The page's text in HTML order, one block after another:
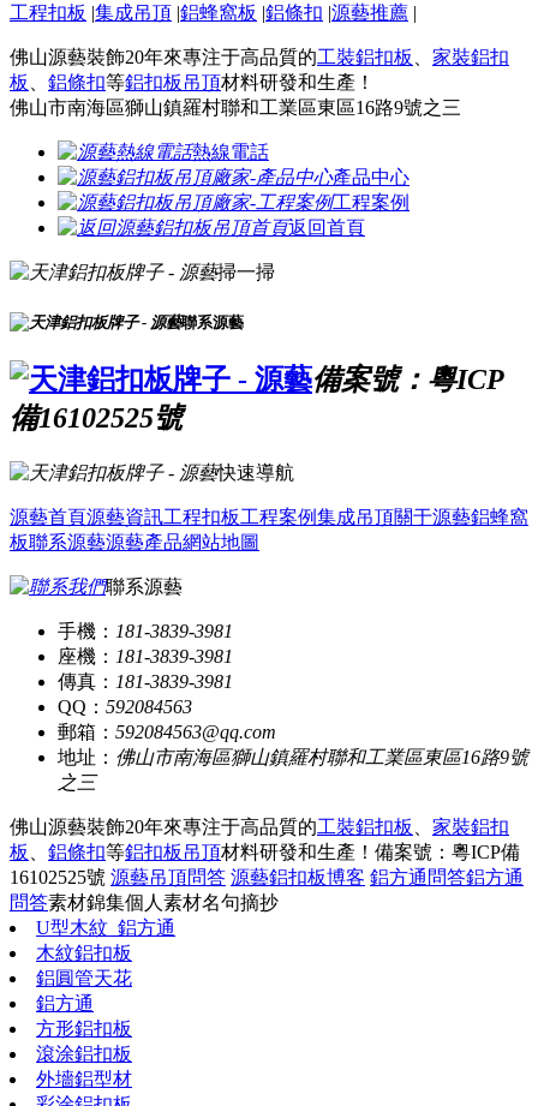
工程扣板 |集成吊頂 |鋁蜂窩板 |鋁條扣 |源藝推薦 |
佛山源藝裝飾20年來專注于高品質的工裝鋁扣板
家裝鋁扣
板
鋁條扣等鋁扣板吊頂材料研發和生產！
佛山市南海區獅山鎮羅村聯和工業區東區16路9號之三
熱線電話
產品中心
工程案例
返回首頁
掃一掃
聯系源藝
備案號：粵ICP
備16102525號
快速導航
源藝首頁源藝資訊工程扣板工程案例集成吊頂關于源藝鋁蜂窩
板聯系源藝源藝產品網站地圖
聯系源藝
手機： 181-3839-3981
座機： 181-3839-3981
傳真： 181-3839-3981
QQ： 592084563
郵箱： 592084563@qq.com
地址： 佛山市南海區獅山鎮羅村聯和工業區東區16路9號
之三
佛山源藝裝飾20年來專注于高品質的工裝鋁扣板
家裝鋁扣
板
鋁條扣等鋁扣板吊頂材料研發和生產！ 備案號：粵ICP備
16102525號 源藝吊頂問答 源藝鋁扣板博客 鋁方通問答鋁方通
問答素材錦集個人素材名句摘抄
U型木紋_鋁方通
木紋鋁扣板
鋁圓管天花
鋁方通
方形鋁扣板
滾涂鋁扣板
外墻鋁型材